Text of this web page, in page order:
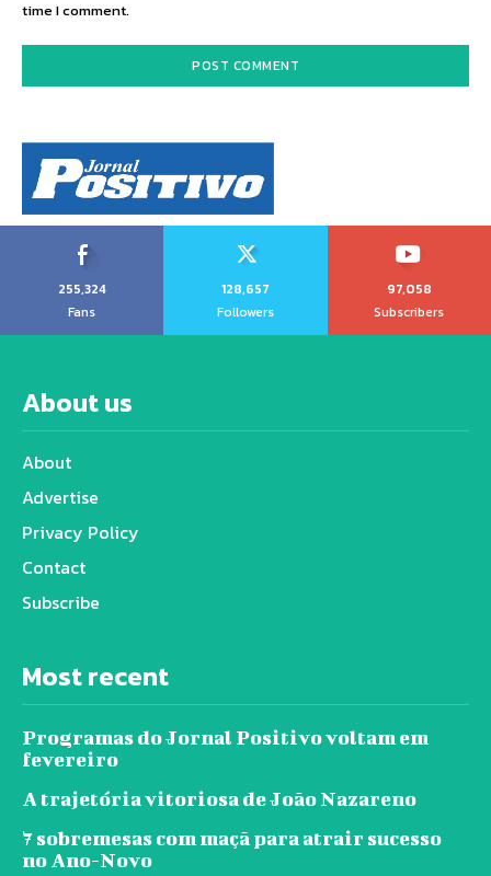
time I comment.
255,324
Fans
128,657
Followers
97,058
Subscribers
About us
About
Advertise
Privacy Policy
Contact
Subscribe
Most recent
Programas do Jornal Positivo voltam em
fevereiro
A trajetória vitoriosa de João Nazareno
7 sobremesas com maçã para atrair sucesso
no Ano-Novo